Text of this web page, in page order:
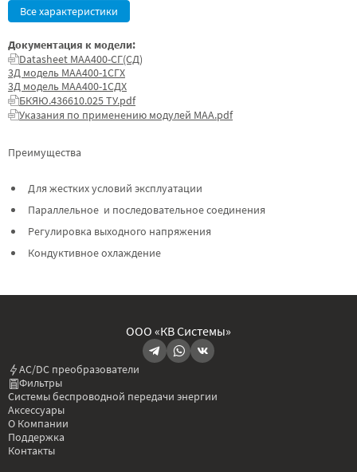
Все характеристики
Преимущества
Для жестких условий эксплуатации
Параллельное и последовательное соединения
Регулировка выходного напряжения
Кондуктивное охлаждение
Документация к модели:
Datasheet МАА400-СГ(СД)
3Д модель МАА400-1СГХ
3Д модель МАА400-1СДХ
БКЯЮ.436610.025 ТУ.pdf
Указания по применению модулей МАА.pdf
ООО «КВ Системы»
AC/DC преобразователи
Фильтры
Системы беспроводной передачи энергии
Аксессуары
О Компании
Поддержка
Контакты